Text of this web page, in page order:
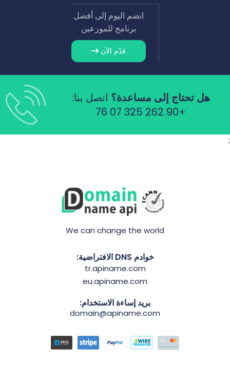
انضم اليوم إلى أفضل
برنامج للموزعين
قدّم الآن
هل تحتاج إلى مساعدة؟ اتصل بنا:
+90 262 325 07 76
;
We can change the world
خوادم DNS الافتراضية:
tr.apiname.com
eu.apiname.com
بريد إساءة الاستخدام:
domain@apiname.com